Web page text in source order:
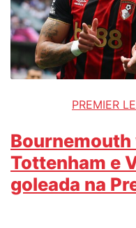
PREMIER
Bournemouth
Tottenham e
goleada na